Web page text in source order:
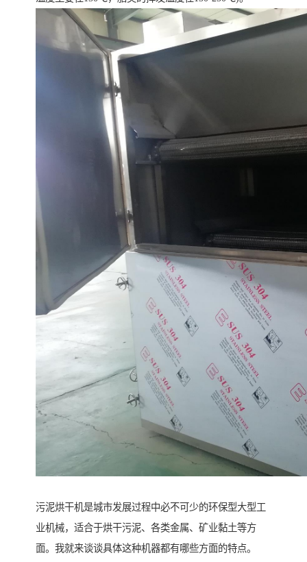
污泥烘干机是城市发展过程中必不可少的环保型大型工
业机械，适合于烘干污泥、各类金属、矿业黏土等方
面。我就来谈谈具体这种机器都有哪些方面的特点。